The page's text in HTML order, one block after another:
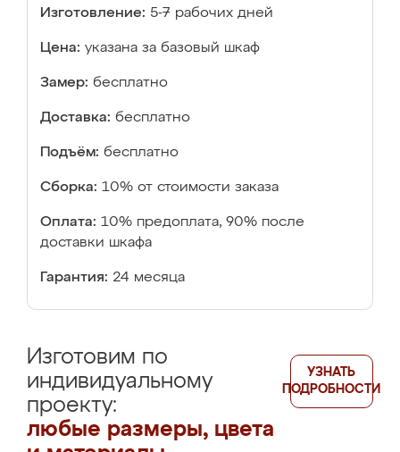
Изготовление: 5-7 рабочих дней
Цена: указана за базовый шкаф
Замер: бесплатно
Доставка: бесплатно
Подъём: бесплатно
Сборка: 10% от стоимости заказа
Оплата: 10% предоплата, 90% после
доставки шкафа
Гарантия: 24 месяца
Изготовим по
индивидуальному
проекту:
любые размеры, цвета
УЗНАТЬ
ПОДРОБНОСТИ